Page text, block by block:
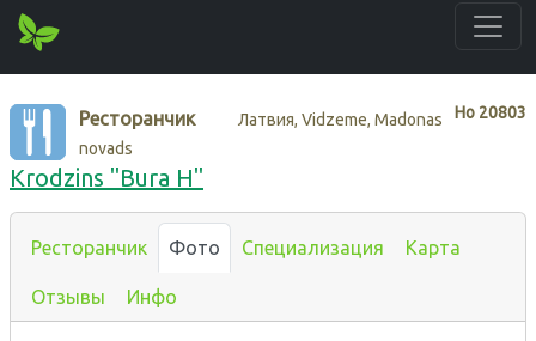
Нo 20803
Ресторанчик
Латвия, Vidzeme, Madonas
novads
Krodzins "Bura H"
Ресторанчик Фото Специализация Карта
Отзывы Инфо